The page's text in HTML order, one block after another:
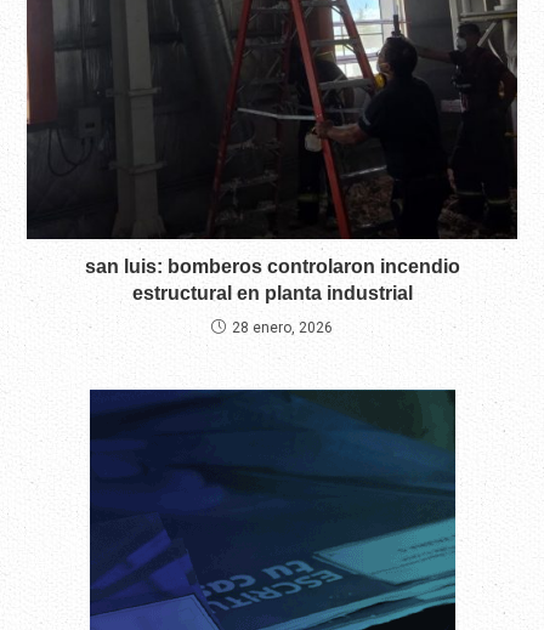
san luis: bomberos controlaron incendio
estructural en planta industrial
28 enero, 2026